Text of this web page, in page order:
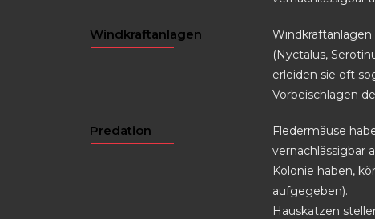
Windkraftanlagen
(Nyctalus,
erleiden sie oft
Vorbeischlagen
Predation
Fledermäuse
vernachlässigbar
Kolonie haben,
aufgegeben).
Hauskatzen